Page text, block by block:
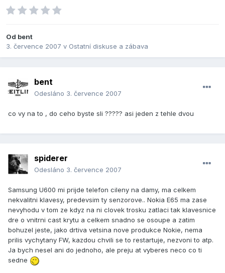
Od bent
3. července 2007 v Ostatní diskuse a zábava
bent
Odesláno 3. července 2007
co vy na to , do ceho byste sli ????? asi jeden z tehle dvou
spiderer
Odesláno 3. července 2007
Samsung U600 mi prijde telefon cileny na damy, ma celkem
nekvalitni klavesy, predevsim ty senzorove.. Nokia E65 ma zase
nevyhodu v tom ze kdyz na ni clovek trosku zatlaci tak klavesnice
dre o vnitrni cast krytu a celkem snadno se osoupe a zatim
bohuzel jeste, jako drtiva vetsina nove produkce Nokie, nema
prilis vychytany FW, kazdou chvili se to restartuje, nezvoni to atp.
Ja bych nesel ani do jednoho, ale preju at vyberes neco co ti
sedne